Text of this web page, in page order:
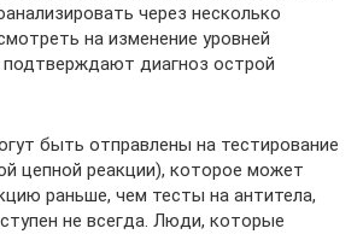
через несколько
на изменение уровней
диагноз острой
быть отправлены на тестирование
цепной реакции), которое может
раньше, чем тесты на антитела,
не всегда. Люди, которые